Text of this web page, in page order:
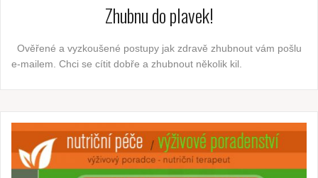
Zhubnu do plavek!
Ověřené a vyzkoušené postupy jak zdravě zhubnout vám pošlu
e-mailem. Chci se cítit dobře a zhubnout několik kil.